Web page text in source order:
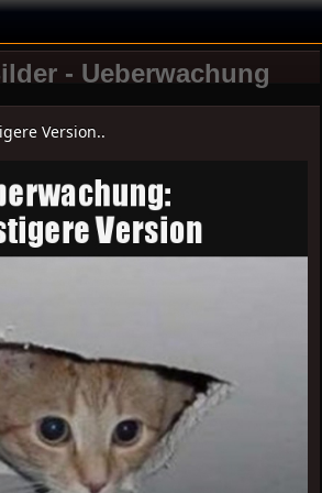
- Ueberwachung
Version..